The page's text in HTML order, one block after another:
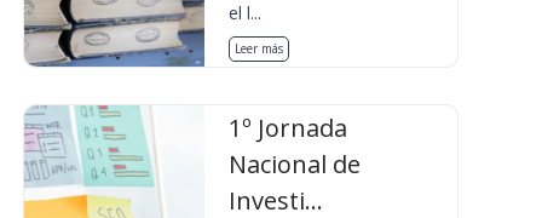
el l...
Leer más
1º Jornada
Nacional de
Investi...